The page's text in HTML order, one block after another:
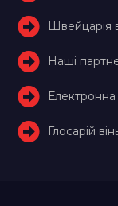
Швейцарія
Наші
Електронна
Глосарій